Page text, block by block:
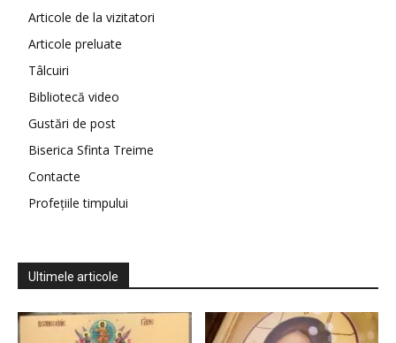
Articole de la vizitatori
Articole preluate
Tâlcuiri
Bibliotecă video
Gustări de post
Biserica Sfinta Treime
Contacte
Profețiile timpului
Ultimele articole